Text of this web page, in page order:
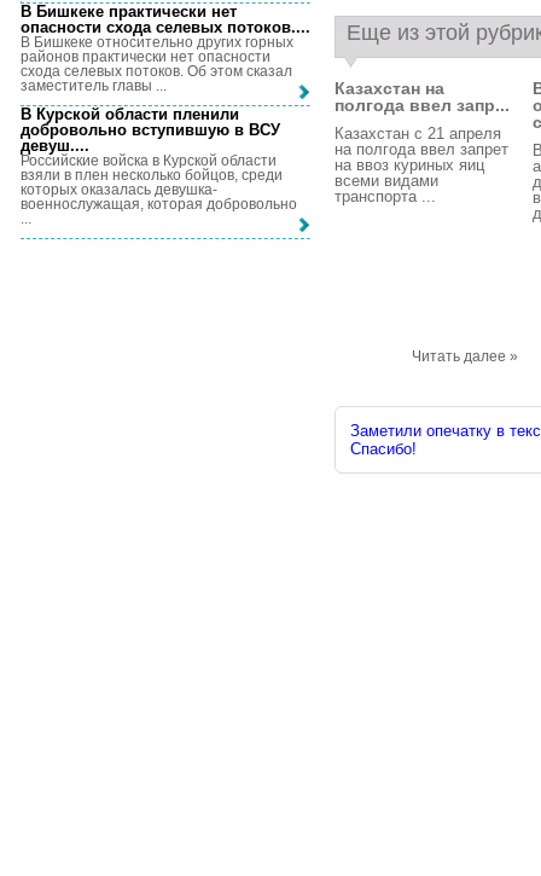
Еще из этой
Казахстан на
полгода ввел запр...
Казахстан с 21 апреля
‌на полгода ввел запрет
на ввоз куриных ​яиц ​
всеми видами ​
транспорта ...
Читать далее »
Заметили опечатку в
Спасибо!
В Бишкеке практически нет
опасности схода селевых потоков....
В Бишкеке относительно других горных
районов практически нет опасности
схода селевых потоков. Об этом сказал
заместитель главы ...
В Курской области пленили
добровольно вступившую в ВСУ
девуш....
Российские войска в Курской области
взяли в плен несколько бойцов, среди
которых оказалась девушка-
военнослужащая, которая добровольно
...